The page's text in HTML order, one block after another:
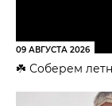
09 АВГУСТА 2026
☘️ Соберем